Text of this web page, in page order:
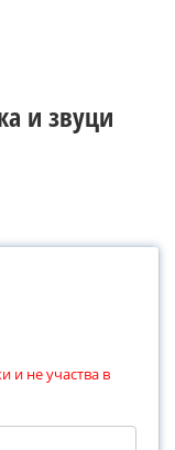
и звуци
и не участва в